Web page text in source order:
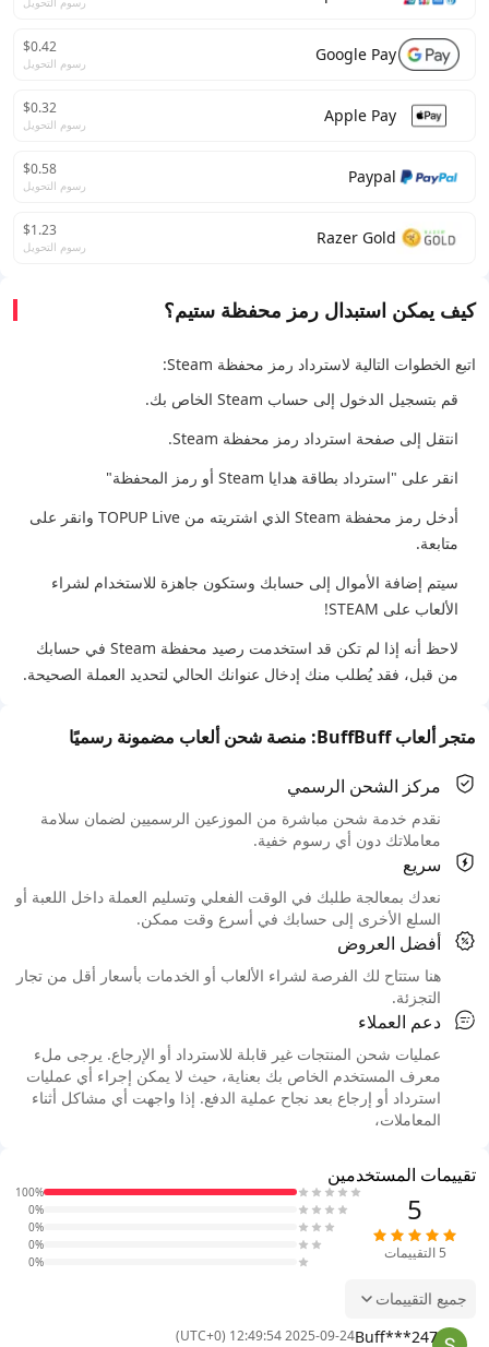
Google Pay
$0.42
رسوم التحويل
Apple Pay
$0.32
رسوم التحويل
Paypal
$0.58
رسوم التحويل
Razer Gold
$1.23
رسوم التحويل
كيف يمكن استبدال رمز محفظة ستيم؟
اتبع الخطوات التالية لاسترداد رمز محفظة Steam:
قم بتسجيل الدخول إلى حساب Steam الخاص بك.
انتقل إلى صفحة استرداد رمز محفظة Steam.
انقر على "استرداد بطاقة هدايا Steam أو رمز المحفظة"
أدخل رمز محفظة Steam الذي اشتريته من TOPUP Live وانقر على
متابعة.
سيتم إضافة الأموال إلى حسابك وستكون جاهزة للاستخدام لشراء
الألعاب على STEAM!
لاحظ أنه إذا لم تكن قد استخدمت رصيد محفظة Steam في حسابك
من قبل، فقد يُطلب منك إدخال عنوانك الحالي لتحديد العملة الصحيحة.
متجر ألعاب BuffBuff: منصة شحن ألعاب مضمونة رسميًا
مركز الشحن الرسمي
نقدم خدمة شحن مباشرة من الموزعين الرسميين لضمان سلامة
معاملاتك دون أي رسوم خفية.
سريع
نعدك بمعالجة طلبك في الوقت الفعلي وتسليم العملة داخل اللعبة أو
السلع الأخرى إلى حسابك في أسرع وقت ممكن.
أفضل العروض
هنا ستتاح لك الفرصة لشراء الألعاب أو الخدمات بأسعار أقل من تجار
التجزئة.
دعم العملاء
عمليات شحن المنتجات غير قابلة للاسترداد أو الإرجاع. يرجى ملء
معرف المستخدم الخاص بك بعناية، حيث لا يمكن إجراء أي عمليات
استرداد أو إرجاع بعد نجاح عملية الدفع. إذا واجهت أي مشاكل أثناء
المعاملات،
تقييمات المستخدمين
5
5 التقييمات
100%
0%
0%
0%
0%
جميع التقييمات
Buff***247
2025-09-24 12:49:54 (UTC+0)